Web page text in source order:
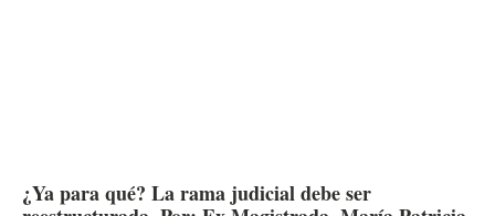
¿Ya para qué? La rama judicial debe ser